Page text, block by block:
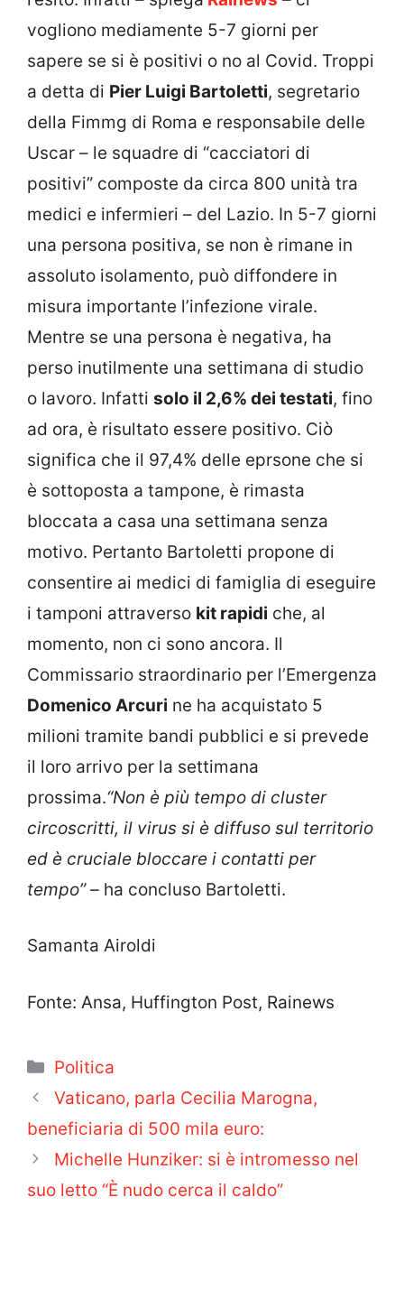
vogliono mediamente 5-7 giorni per
sapere se si è positivi o no al Covid. Troppi
a detta di Pier Luigi Bartoletti, segretario
della Fimmg di Roma e responsabile delle
Uscar – le squadre di “cacciatori di
positivi” composte da circa 800 unità tra
medici e infermieri – del Lazio. In 5-7 giorni
una persona positiva, se non è rimane in
assoluto isolamento, può diffondere in
misura importante l’infezione virale.
Mentre se una persona è negativa, ha
perso inutilmente una settimana di studio
o lavoro. Infatti solo il 2,6% dei testati, fino
ad ora, è risultato essere positivo. Ciò
significa che il 97,4% delle eprsone che si
è sottoposta a tampone, è rimasta
bloccata a casa una settimana senza
motivo. Pertanto Bartoletti propone di
consentire ai medici di famiglia di eseguire
i tamponi attraverso kit rapidi che, al
momento, non ci sono ancora. Il
Commissario straordinario per l’Emergenza
Domenico Arcuri ne ha acquistato 5
milioni tramite bandi pubblici e si prevede
il loro arrivo per la settimana
prossima.“Non è più tempo di cluster
circoscritti, il virus si è diffuso sul territorio
ed è cruciale bloccare i contatti per
tempo” – ha concluso Bartoletti.
Samanta Airoldi
Fonte: Ansa, Huffington Post, Rainews
Categorie
Politica
Vaticano, parla Cecilia Marogna,
beneficiaria di 500 mila euro:
Michelle Hunziker: si è intromesso nel
suo letto “È nudo cerca il caldo”